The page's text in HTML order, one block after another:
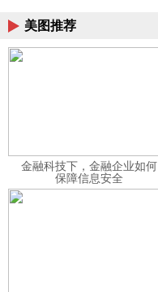
美图推荐
金融科技下，金融企业如何
保障信息安全